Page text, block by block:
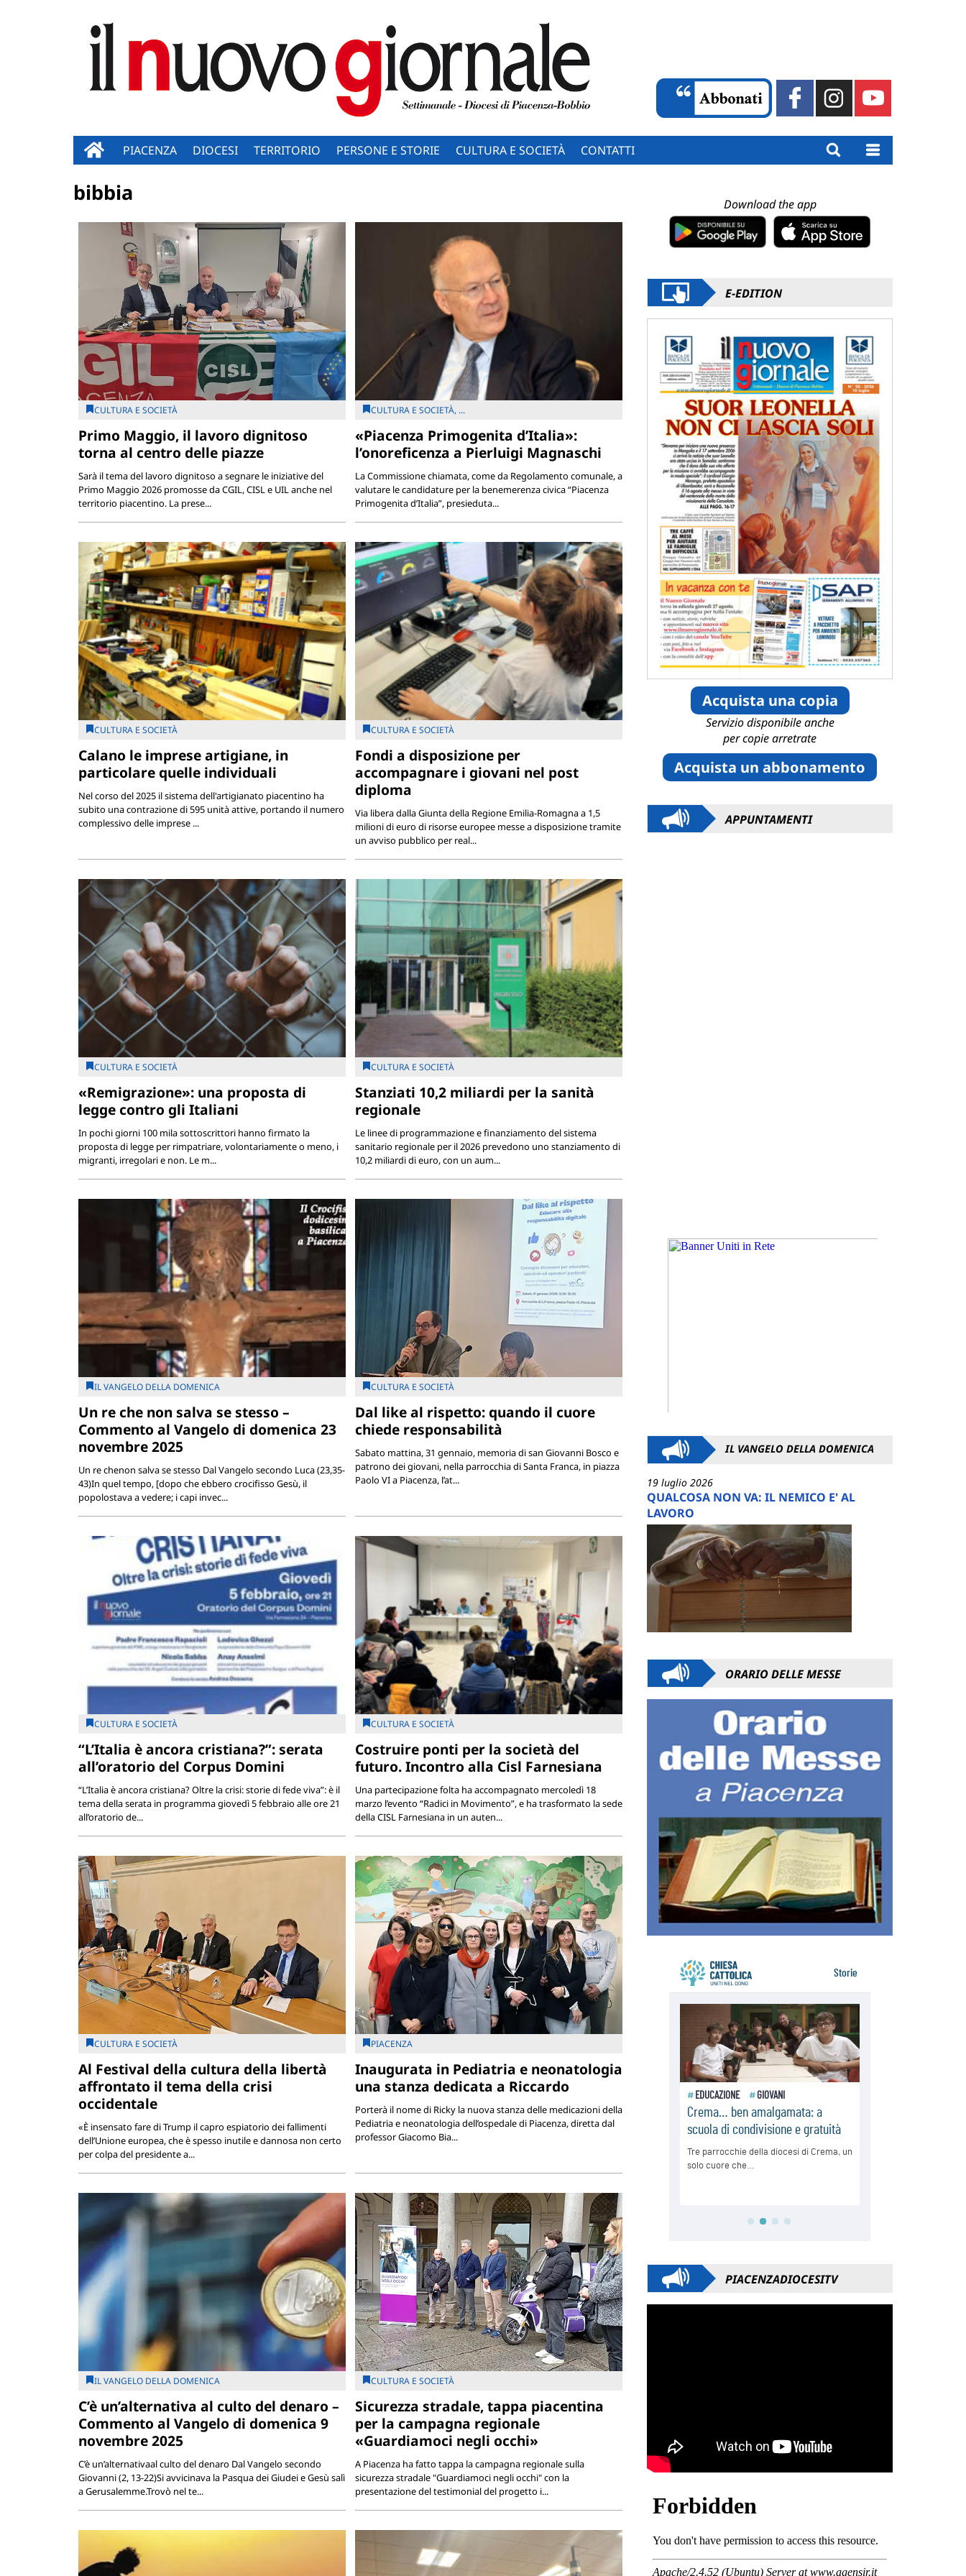
PIACENZA DIOCESI TERRITORIO PERSONE E STORIE CULTURA E SOCIETÀ CONTATTI
bibbia
CULTURA E SOCIETÀ
Primo Maggio, il lavoro dignitoso
torna al centro delle piazze
Sarà il tema del lavoro dignitoso a segnare le iniziative del
Primo Maggio 2026 promosse da CGIL, CISL e UIL anche nel
territorio piacentino. La prese...
CULTURA E SOCIETÀ, ...
«Piacenza Primogenita d’Italia»:
l’onoreficenza a Pierluigi Magnaschi
La Commissione chiamata, come da Regolamento comunale, a
valutare le candidature per la benemerenza civica “Piacenza
Primogenita d’Italia”, presieduta...
CULTURA E SOCIETÀ
Calano le imprese artigiane, in
particolare quelle individuali
Nel corso del 2025 il sistema dell'artigianato piacentino ha
subito una contrazione di 595 unità attive, portando il numero
complessivo delle imprese ...
CULTURA E SOCIETÀ
Fondi a disposizione per
accompagnare i giovani nel post
diploma
Via libera dalla Giunta della Regione Emilia-Romagna a 1,5
milioni di euro di risorse europee messe a disposizione tramite
un avviso pubblico per real...
CULTURA E SOCIETÀ
«Remigrazione»: una proposta di
legge contro gli Italiani
In pochi giorni 100 mila sottoscrittori hanno firmato la
proposta di legge per rimpatriare, volontariamente o meno, i
migranti, irregolari e non. Le m...
CULTURA E SOCIETÀ
Stanziati 10,2 miliardi per la sanità
regionale
Le linee di programmazione e finanziamento del sistema
sanitario regionale per il 2026 prevedono uno stanziamento di
10,2 miliardi di euro, con un aum...
IL VANGELO DELLA DOMENICA
Un re che non salva se stesso –
Commento al Vangelo di domenica 23
novembre 2025
Un re chenon salva se stesso Dal Vangelo secondo Luca (23,35-
43)In quel tempo, [dopo che ebbero crocifisso Gesù, il
popolostava a vedere; i capi invec...
CULTURA E SOCIETÀ
Dal like al rispetto: quando il cuore
chiede responsabilità
Sabato mattina, 31 gennaio, memoria di san Giovanni Bosco e
patrono dei giovani, nella parrocchia di Santa Franca, in piazza
Paolo VI a Piacenza, l’at...
CULTURA E SOCIETÀ
“L’Italia è ancora cristiana?”: serata
all’oratorio del Corpus Domini
“L’Italia è ancora cristiana? Oltre la crisi: storie di fede viva”: è il
tema della serata in programma giovedì 5 febbraio alle ore 21
all’oratorio de...
CULTURA E SOCIETÀ
Costruire ponti per la società del
futuro. Incontro alla Cisl Farnesiana
Una partecipazione folta ha accompagnato mercoledì 18
marzo l’evento “Radici in Movimento”, e ha trasformato la sede
della CISL Farnesiana in un auten...
CULTURA E SOCIETÀ
Al Festival della cultura della libertà
affrontato il tema della crisi
occidentale
«È insensato fare di Trump il capro espiatorio dei fallimenti
dell’Unione europea, che è spesso inutile e dannosa non certo
per colpa del presidente a...
PIACENZA
Inaugurata in Pediatria e neonatologia
una stanza dedicata a Riccardo
Porterà il nome di Ricky la nuova stanza delle medicazioni della
Pediatria e neonatologia dell’ospedale di Piacenza, diretta dal
professor Giacomo Bia...
IL VANGELO DELLA DOMENICA
C’è un’alternativa al culto del denaro –
Commento al Vangelo di domenica 9
novembre 2025
C’è un’alternativaal culto del denaro Dal Vangelo secondo
Giovanni (2, 13-22)Si avvicinava la Pasqua dei Giudei e Gesù salì
a Gerusalemme.Trovò nel te...
CULTURA E SOCIETÀ
Sicurezza stradale, tappa piacentina
per la campagna regionale
«Guardiamoci negli occhi»
A Piacenza ha fatto tappa la campagna regionale sulla
sicurezza stradale "Guardiamoci negli occhi" con la
presentazione del testimonial del progetto i...
Download the app
E-EDITION
Acquista una copia
Servizio disponibile anche
per copie arretrate
Acquista un abbonamento
APPUNTAMENTI
IL VANGELO DELLA DOMENICA
19 luglio 2026
QUALCOSA NON VA: IL NEMICO E' AL
LAVORO
ORARIO DELLE MESSE
PIACENZADIOCESITV